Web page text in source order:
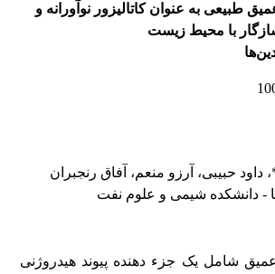
طبیعی به عنوان کاتالیزور نوآورانه و
با محیط زیست
، داود حبیبی، آرزو منعم، آفاق رنجبران
- دانشکده شیمی و علوم نفت
شامل یک جزء دهنده پیوند هیدروژنی